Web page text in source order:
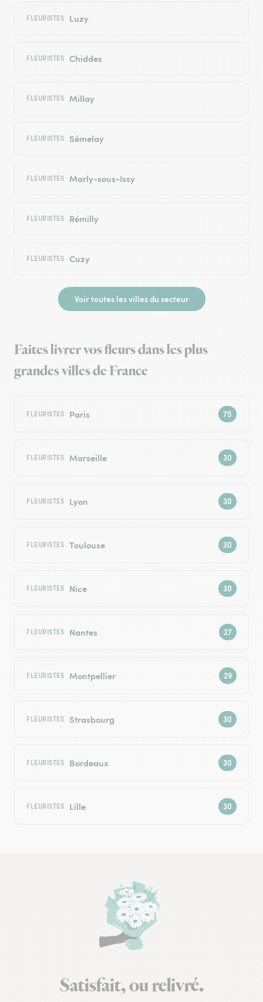
FLEURISTES Luzy
FLEURISTES Chiddes
FLEURISTES Millay
FLEURISTES Sémelay
FLEURISTES Marly-sous-Issy
FLEURISTES Rémilly
FLEURISTES Cuzy
Voir toutes les villes du secteur
Faites livrer vos fleurs dans les plus
grandes villes de France
FLEURISTES Paris
FLEURISTES Marseille
FLEURISTES Lyon
FLEURISTES Toulouse
FLEURISTES Nice
FLEURISTES Nantes
FLEURISTES Montpellier
FLEURISTES Strasbourg
FLEURISTES Bordeaux
FLEURISTES Lille
Satisfait, ou relivré.